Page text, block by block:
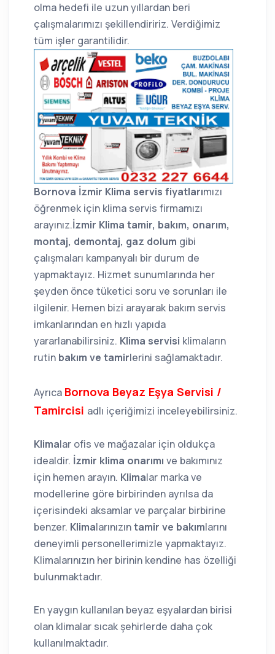
olma hedefi ile uzun yıllardan beri
çalışmalarımızı şekillendiririz. Verdiğimiz
tüm işler garantilidir.
Bornova İzmir Klima servis fiyatlarımızı
öğrenmek için klima servis firmamızı
arayınız.İzmir Klima tamir, bakım, onarım,
montaj, demontaj, gaz dolum gibi
çalışmaları kampanyalı bir durum de
yapmaktayız. Hizmet sunumlarında her
şeyden önce tüketici soru ve sorunları ile
ilgilenir. Hemen bizi arayarak bakım servis
imkanlarından en hızlı yapıda
yararlanabilirsiniz. Klima servisi klimaların
rutin bakım ve tamirlerini sağlamaktadır.
Ayrıca Bornova Beyaz Eşya Servisi /
Tamircisi adlı içeriğimizi inceleyebilirsiniz.
Klimalar ofis ve mağazalar için oldukça
idealdir. İzmir klima onarımı ve bakımınız
için hemen arayın. Klimalar marka ve
modellerine göre birbirinden ayrılsa da
içerisindeki aksamlar ve parçalar birbirine
benzer. Klimalarınızıntamir ve bakımlarını
deneyimli personellerimizle yapmaktayız.
Klimalarınızın her birinin kendine has özelliği
bulunmaktadır.
En yaygın kullanılan beyaz eşyalardan birisi
olan klimalar sıcak şehirlerde daha çok
kullanılmaktadır.